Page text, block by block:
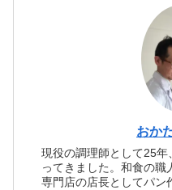
おか
現役の調理師として25
ってきました。和食の職
専門店の店長としてパン